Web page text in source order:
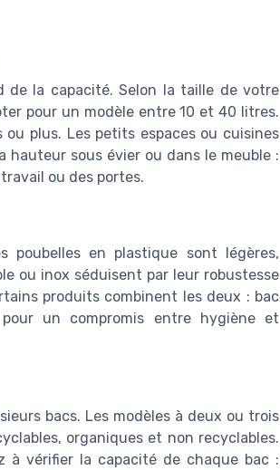
de la capacité. Selon la taille de votre
pour un modèle entre 10 et 40 litres.
plus. Les petits espaces ou cuisines
hauteur sous évier ou dans le meuble :
ou des portes.
en plastique sont légères,
ou inox séduisent par leur robustesse
produits combinent les deux : bac
un compromis entre hygiène et
bacs. Les modèles à deux ou trois
organiques et non recyclables.
à vérifier la capacité de chaque bac :